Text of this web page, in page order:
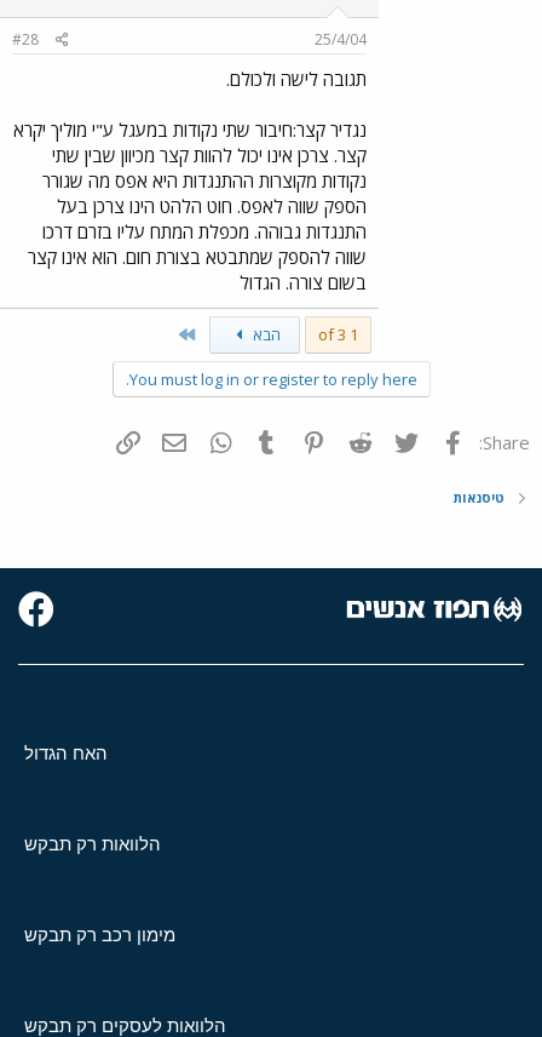
25/4/04
#28
תגובה לישה ולכולם.
נגדיר קצר:חיבור שתי נקודות במעגל ע"י מוליך יקרא
קצר. צרכן אינו יכול להוות קצר מכיוון שבין שתי
נקודות מקוצרות ההתנגדות היא אפס מה שגורר
הספק שווה לאפס. חוט הלהט הינו צרכן בעל
התנגדות גבוהה. מכפלת המתח עליו בזרם דרכו
שווה להספק שמתבטא בצורת חום. הוא אינו קצר
בשום צורה. הגדול
1 of 3 הבא
You must log in or register to reply here.
Share: פייסבוק Twitter
Reddit
Pinterest
Tumblr
WhatsAppדואר אלקטרוני
טיסנאות
האח הגדול
הלוואות רק תבקש
מימון רכב רק תבקש
הלוואות לעסקים רק תבקש